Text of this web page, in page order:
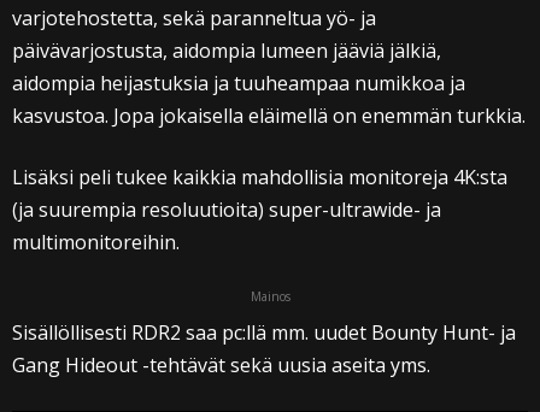
varjotehostetta, sekä paranneltua yö- ja
päivävarjostusta, aidompia lumeen jääviä jälkiä,
aidompia heijastuksia ja tuuheampaa numikkoa ja
kasvustoa. Jopa jokaisella eläimellä on enemmän turkkia.
Lisäksi peli tukee kaikkia mahdollisia monitoreja 4K:sta
(ja suurempia resoluutioita) super-ultrawide- ja
multimonitoreihin.
Mainos
Sisällöllisesti RDR2 saa pc:llä mm. uudet Bounty Hunt- ja
Gang Hideout -tehtävät sekä uusia aseita yms.